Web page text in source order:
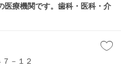
医療機関です。歯科・医科・介
－１２